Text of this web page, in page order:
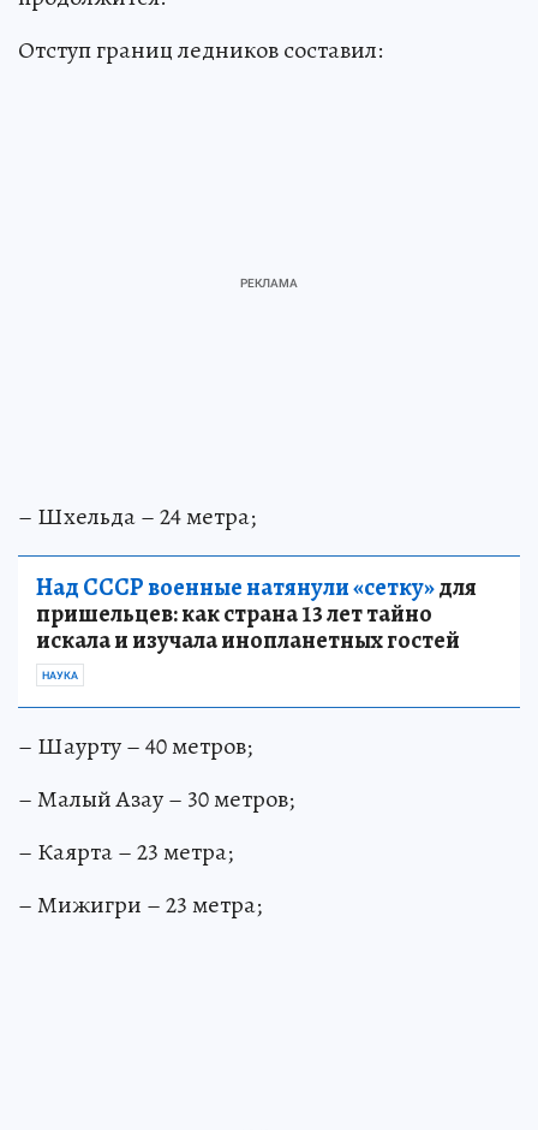
Отступ границ ледников составил:
– Шхельда – 24 метра;
Над СССР военные натянули «сетку»для
пришельцев: как страна 13 лет тайно
искала и изучала инопланетных гостей
НАУКА
– Шаурту – 40 метров;
– Малый Азау – 30 метров;
– Каярта – 23 метра;
– Мижигри – 23 метра;